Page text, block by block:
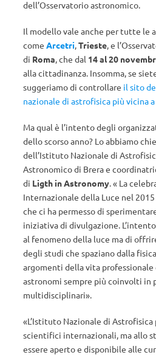
dell’Osservatorio astronomico.
Il modello vale anche per tutte le
come Arcetri,Trieste, e
di Roma, che dal 14 al 20
alla cittadinanza. Insomma, se
suggeriamo di controllare il sito
nazionale di astrofisica più vicina
Ma qual è l’intento degli
dello scorso anno? Lo abbiamo
dell’Istituto Nazionale di
Astronomico di Brera e
di Ligth in Astronomy. « La
Internazionale della Luce nel 2015
che ci ha permesso di
iniziativa di divulgazione.
al fenomeno della luce ma di
degli studi che spaziano dalla
argomenti della vita
astronomi sempre più coinvolti in
multidisciplinari».
«L’Istituto Nazionale di
scientifici internazionali, ma allo
essere aperto e disponibile alle